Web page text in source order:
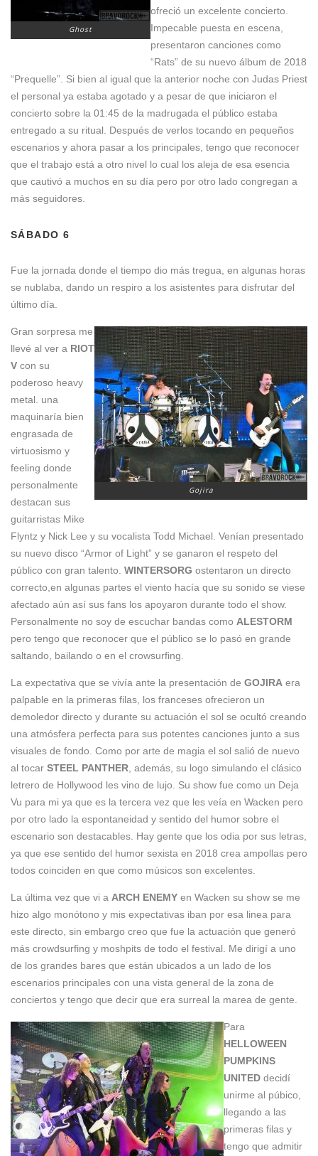
Ghost
ofreció un excelente concierto.
Impecable puesta en escena,
presentaron canciones como
“Rats” de su nuevo álbum de 2018
“Prequelle”. Si bien al igual que la anterior noche con Judas Priest
el personal ya estaba agotado y a pesar de que iniciaron el
concierto sobre la 01:45 de la madrugada el público estaba
entregado a su ritual. Después de verlos tocando en pequeños
escenarios y ahora pasar a los principales, tengo que reconocer
que el trabajo está a otro nivel lo cual los aleja de esa esencia
que cautivó a muchos en su día pero por otro lado congregan a
más seguidores.
SÁBADO 6
Fue la jornada donde el tiempo dio más tregua, en algunas horas
se nublaba, dando un respiro a los asistentes para disfrutar del
último día.
Gojira
Gran sorpresa me
llevé al ver a RIOT
V con su
poderoso heavy
metal. una
maquinaría bien
engrasada de
virtuosismo y
feeling donde
personalmente
destacan sus
guitarristas Mike
Flyntz y Nick Lee y su vocalista Todd Michael. Venían presentado
su nuevo disco “Armor of Light” y se ganaron el respeto del
público con gran talento. WINTERSORG ostentaron un directo
correcto,en algunas partes el viento hacía que su sonido se viese
afectado aún así sus fans los apoyaron durante todo el show.
Personalmente no soy de escuchar bandas como ALESTORM
pero tengo que reconocer que el público se lo pasó en grande
saltando, bailando o en el crowsurfing.
La expectativa que se vivía ante la presentación de GOJIRA era
palpable en la primeras filas, los franceses ofrecieron un
demoledor directo y durante su actuación el sol se ocultó creando
una atmósfera perfecta para sus potentes canciones junto a sus
visuales de fondo. Como por arte de magia el sol salió de nuevo
al tocar STEEL PANTHER , además, su logo simulando el clásico
letrero de Hollywood les vino de lujo. Su show fue como un Deja
Vu para mi ya que es la tercera vez que les veía en Wacken pero
por otro lado la espontaneidad y sentido del humor sobre el
escenario son destacables. Hay gente que los odia por sus letras,
ya que ese sentido del humor sexista en 2018 crea ampollas pero
todos coinciden en que como músicos son excelentes.
La última vez que vi a ARCH ENEMY en Wacken su show se me
hizo algo monótono y mis expectativas iban por esa linea para
este directo, sin embargo creo que fue la actuación que generó
más crowdsurfing y moshpits de todo el festival. Me dirigí a uno
de los grandes bares que están ubicados a un lado de los
escenarios principales con una vista general de la zona de
conciertos y tengo que decir que era surreal la marea de gente.
Para
HELLOWEEN
PUMPKINS
UNITED decidí
unirme al púbico,
llegando a las
primeras filas y
tengo que admitir